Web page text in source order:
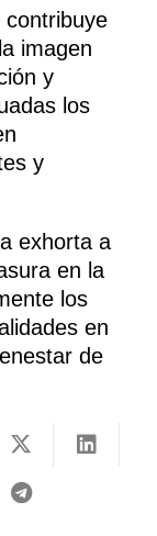
contribuye
imagen
y
los
y
exhorta a
en la
los
en
de